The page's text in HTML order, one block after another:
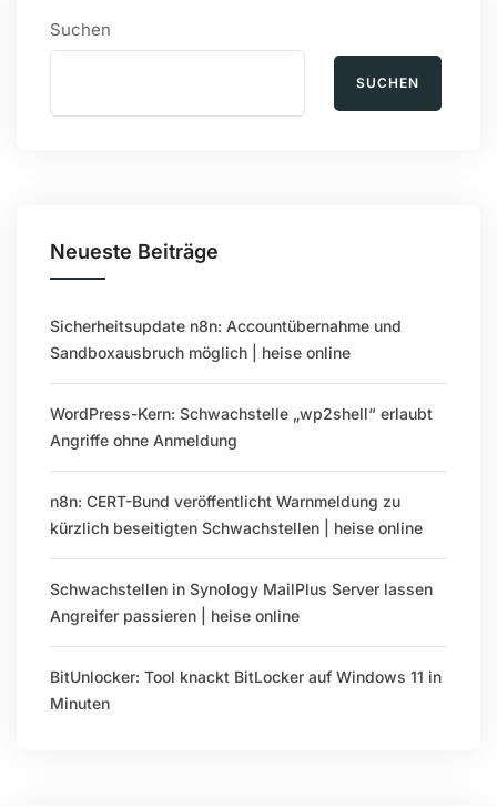
Suchen
SUCHEN
Neueste Beiträge
Sicherheitsupdate n8n: Accountübernahme und
Sandboxausbruch möglich | heise online
WordPress-Kern: Schwachstelle „wp2shell“ erlaubt
Angriffe ohne Anmeldung
n8n: CERT-Bund veröffentlicht Warnmeldung zu
kürzlich beseitigten Schwachstellen | heise online
Schwachstellen in Synology MailPlus Server lassen
Angreifer passieren | heise online
BitUnlocker: Tool knackt BitLocker auf Windows 11 in
Minuten